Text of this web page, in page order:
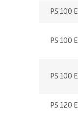
PS 100 E
PS 100 E
PS 100 E
PS 120 E